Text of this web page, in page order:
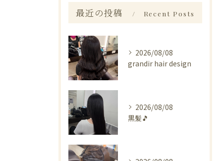
最近の投稿 Recent Posts
2026/08/08
grandir hair design
2026/08/08
黒髪🎵